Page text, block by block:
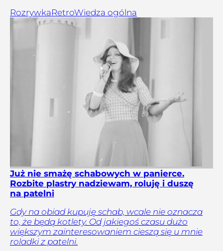
RozrywkaRetroWiedza ogólna
Już nie smażę schabowych w panierce.
Rozbite plastry nadziewam, roluję i duszę
na patelni
Gdy na obiad kupuję schab, wcale nie oznacza
to, że będą kotlety. Od jakiegoś czasu dużo
większym zainteresowaniem cieszą się u mnie
roladki z patelni.